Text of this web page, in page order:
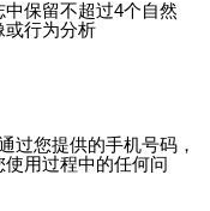
保留不超过4个自然
或行为分析
过您提供的手机号码，
用过程中的任何问